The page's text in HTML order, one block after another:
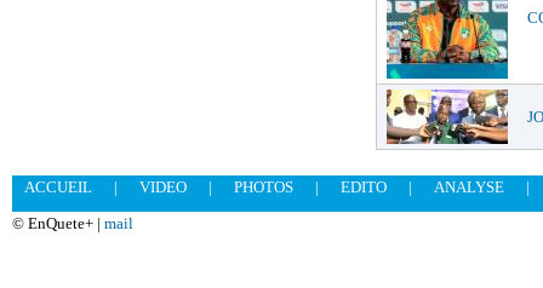
ACCUEIL | VIDEO | PHOTOS | EDITO | ANALYSE
|
© EnQuete+ | mail